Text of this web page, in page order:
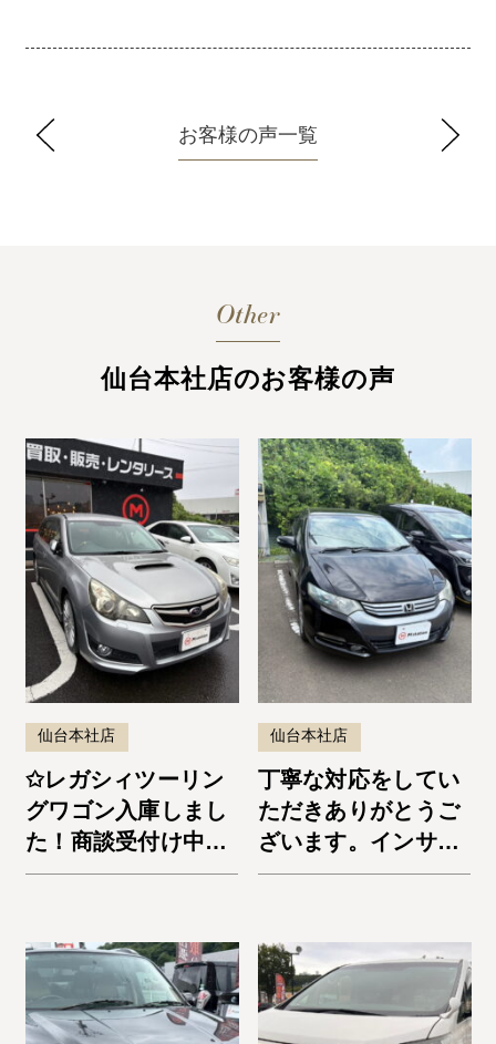
お客様の声一覧
Other
仙台本社店のお客様の声
仙台本社店
✩レガシィツーリン
グワゴン入庫しまし
た！商談受付け中で
す✩
仙台本社店
丁寧な対応をしてい
ただきありがとうご
ざいます。インサイ
ト